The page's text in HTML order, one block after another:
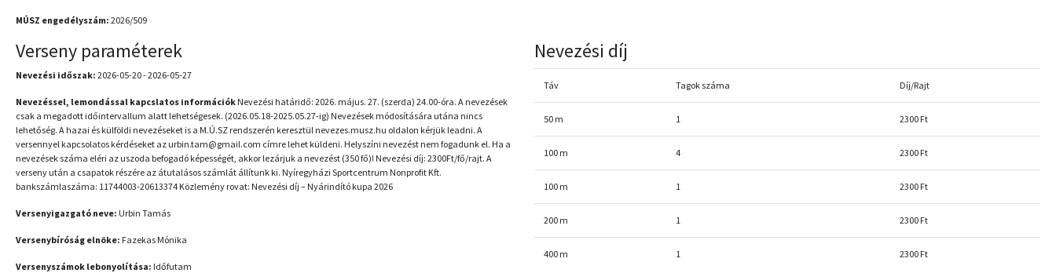
MÚSZ engedélyszám: 2026/509
Verseny paraméterek
Nevezési időszak: 2026-05-20 - 2026-05-27
Nevezéssel, lemondással kapcslatos információk Nevezési határidő: 2026. május. 27. (szerda) 24.00-óra. A nevezések
csak a megadott időintervallum alatt lehetségesek. (2026.05.18-2025.05.27-ig) Nevezések módosítására utána nincs
lehetőség. A hazai és külföldi nevezéseket is a M.Ú.SZ rendszerén keresztül nevezes.musz.hu oldalon kérjük leadni. A
versennyel kapcsolatos kérdéseket az urbin.tam@gmail.com címre lehet küldeni. Helyszíni nevezést nem fogadunk el. Ha a
nevezések száma eléri az uszoda befogadó képességét, akkor lezárjuk a nevezést (350 fő)! Nevezési díj: 2300Ft/fő/rajt. A
verseny után a csapatok részére az átutalásos számlát állítunk ki. Nyíregyházi Sportcentrum Nonprofit Kft.
bankszámlaszáma: 11744003-20613374 Közlemény rovat: Nevezési díj – Nyárindító kupa 2026
Versenyigazgató neve: Urbin Tamás
Versenybíróság elnöke: Fazekas Mónika
Versenyszámok lebonyolítása: Időfutam
Nevezési díj
Táv Tagok száma Díj/Rajt
50 m 1 2300 Ft
100 m 4 2300 Ft
100 m 1 2300 Ft
200 m 1 2300 Ft
400 m 1 2300 Ft